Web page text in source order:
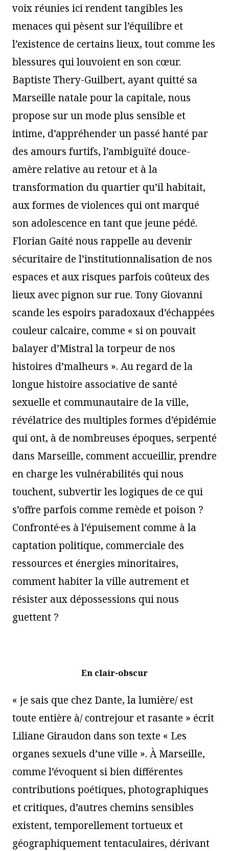
voix réunies ici rendent tangibles les
menaces qui pèsent sur l’équilibre et
l’existence de certains lieux, tout comme les
blessures qui louvoient en son cœur.
Baptiste Thery-Guilbert, ayant quitté sa
Marseille natale pour la capitale, nous
propose sur un mode plus sensible et
intime, d’appréhender un passé hanté par
des amours furtifs, l’ambiguïté douce-
amère relative au retour et à la
transformation du quartier qu’il habitait,
aux formes de violences qui ont marqué
son adolescence en tant que jeune pédé.
Florian Gaité nous rappelle au devenir
sécuritaire de l’institutionnalisation de nos
espaces et aux risques parfois coûteux des
lieux avec pignon sur rue. Tony Giovanni
scande les espoirs paradoxaux d’échappées
couleur calcaire, comme « si on pouvait
balayer d’Mistral la torpeur de nos
histoires d’malheurs ». Au regard de la
longue histoire associative de santé
sexuelle et communautaire de la ville,
révélatrice des multiples formes d’épidémie
qui ont, à de nombreuses époques, serpenté
dans Marseille, comment accueillir, prendre
en charge les vulnérabilités qui nous
touchent, subvertir les logiques de ce qui
s’offre parfois comme remède et poison ?
Confronté·es à l’épuisement comme à la
captation politique, commerciale des
ressources et énergies minoritaires,
comment habiter la ville autrement et
résister aux dépossessions qui nous
guettent ?
En clair-obscur
« je sais que chez Dante, la lumière/ est
toute entière à/ contrejour et rasante » écrit
Liliane Giraudon dans son texte « Les
organes sexuels d’une ville ». À Marseille,
comme l’évoquent si bien différentes
contributions poétiques, photographiques
et critiques, d’autres chemins sensibles
existent, temporellement tortueux et
géographiquement tentaculaires, dérivant